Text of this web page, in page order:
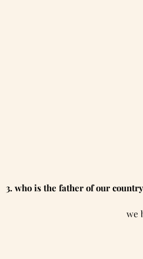
3. who is the father of our
we